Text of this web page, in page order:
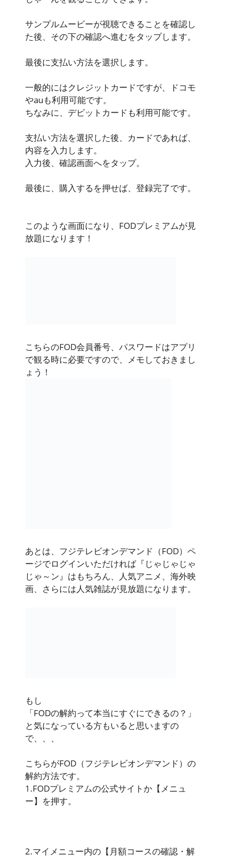
サンプルムービーが視聴できることを確認し
た後、その下の確認へ進むをタップします。
最後に支払い方法を選択します。
一般的にはクレジットカードですが、ドコモ
やauも利用可能です。
ちなみに、デビットカードも利用可能です。
支払い方法を選択した後、カードであれば、
内容を入力します。
入力後、確認画面へをタップ。
最後に、購入するを押せば、登録完了です。
このような画面になり、FODプレミアムが見
放題になります！
こちらのFOD会員番号、パスワードはアプリ
で観る時に必要ですので、メモしておきまし
ょう！
あとは、フジテレビオンデマンド（FOD）ペ
ージでログインいただければ『じゃじゃじゃ
じゃ～ン』はもちろん、人気アニメ、海外映
画、さらには人気雑誌が見放題になります。
もし
「FODの解約って本当にすぐにできるの？」
と気になっている方もいると思いますの
で、、、
こちらがFOD（フジテレビオンデマンド）の
解約方法です。
1.FODプレミアムの公式サイトか【メニュ
ー】を押す。
2.マイメニュー内の【月額コースの確認・解